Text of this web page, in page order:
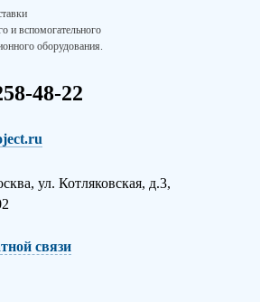
и вспомогательного
оборудования.
48-22
ул. Котляковская, д.3,
связи